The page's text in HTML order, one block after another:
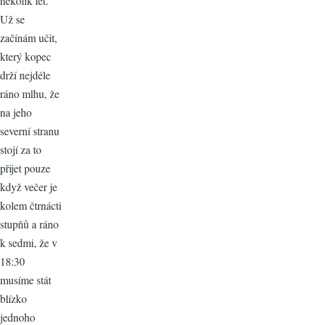
Už se
začínám učit,
který kopec
drží nejdéle
ráno mlhu, že
na jeho
severní stranu
stojí za to
přijet pouze
když večer je
kolem čtrnácti
stupňů a ráno
k sedmi, že v
18:30
musíme stát
blízko
jednoho